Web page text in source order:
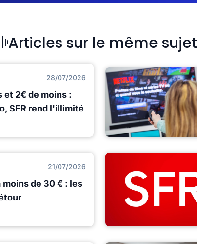
Articles sur le même sujet
28/07/2026
et 2€ de moins :
SFR rend l'illimité
21/07/2026
de 30 € : les